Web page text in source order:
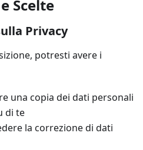
Scelte
Privacy
potresti avere i
una copia dei dati personali
di te
la correzione di dati